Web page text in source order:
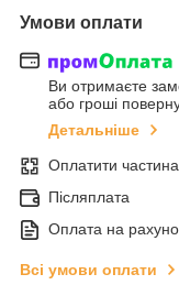
Умови оплати
Ви отримаєте
або гроші
Детальніше
Оплатити
Післяплата
Оплата на
Всі умови оплати